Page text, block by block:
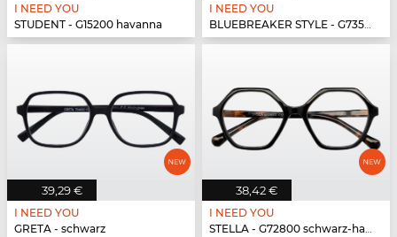
I NEED YOU
STUDENT - G15200 havanna
I NEED YOU
BLUEBREAKER STYLE - G73500 grün
39,29 €
I NEED YOU
GRETA - schwarz
38,42 €
I NEED YOU
STELLA - G72800 schwarz-havanna